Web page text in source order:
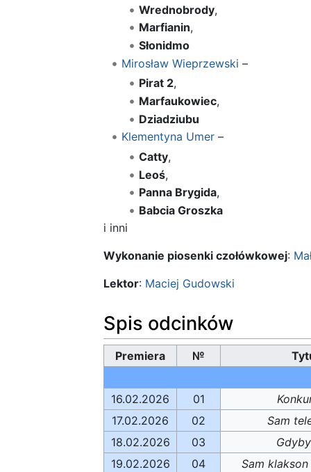
Wrednobrody,
Marfianin,
Słonidmo
Mirosław Wieprzewski –
Pirat 2,
Marfaukowiec,
Dziadziubu
Klementyna Umer–
Catty,
Leoś,
Panna Brygida,
Babcia Groszka
i inni
Wykonanie piosenki czołówkowej:
Lektor: Maciej Gudowski
Spis odcinków
Premiera №
16.02.2026 01
17.02.2026
02
Sam
18.02.2026
03
19.02.2026
04
Sam